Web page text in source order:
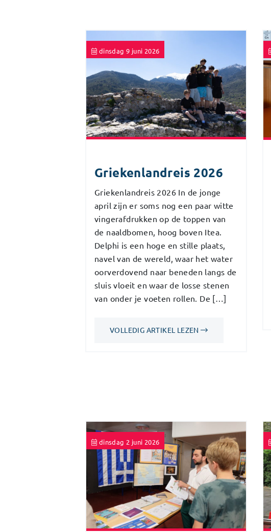
dinsdag 9 juni 2026
Griekenlandreis 2026
Griekenlandreis 2026 In de jonge
april zijn er soms nog een paar witte
vingerafdrukken op de toppen van
de naaldbomen, hoog boven Itea.
Delphi is een hoge en stille plaats,
navel van de wereld, waar het water
oorverdovend naar beneden langs de
sluis vloeit en waar de losse stenen
van onder je voeten rollen. De […]
VOLLEDIG ARTIKEL LEZEN
dinsdag 2 juni 2026